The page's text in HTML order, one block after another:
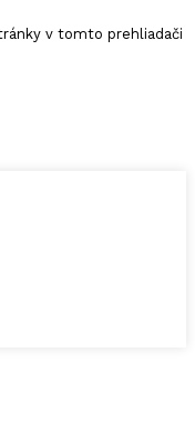
v tomto prehliadači